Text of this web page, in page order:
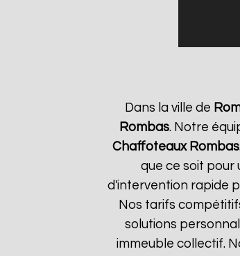
Dans la ville de
Rombas. Notre
Chaffoteaux Rombas
que ce soit pour
d'intervention rapide
Nos tarifs
solutions
immeuble collectif.